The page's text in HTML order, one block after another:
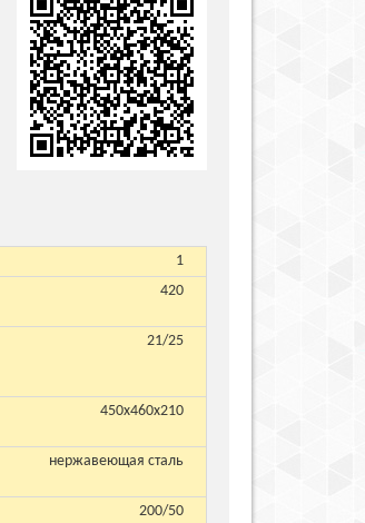
1
420
21/25
450x460x210
нержавеющая сталь
200/50